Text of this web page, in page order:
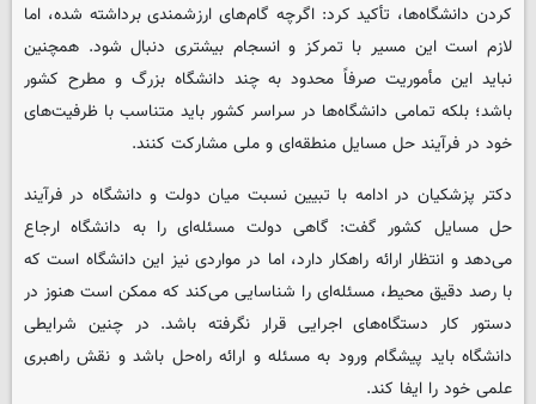
کردن دانشگاه‌ها، تأکید کرد: اگرچه گام‌های ارزشمندی برداشته شده، اما
لازم است این مسیر با تمرکز و انسجام بیشتری دنبال شود. همچنین
نباید این مأموریت صرفاً محدود به چند دانشگاه بزرگ و مطرح کشور
باشد؛ بلکه تمامی دانشگاه‌ها در سراسر کشور باید متناسب با ظرفیت‌های
خود در فرآیند حل مسایل منطقه‌ای و ملی مشارکت کنند.
دکتر پزشکیان در ادامه با تبیین نسبت میان دولت و دانشگاه در فرآیند
حل مسایل کشور گفت: گاهی دولت مسئله‌ای را به دانشگاه ارجاع
می‌دهد و انتظار ارائه راهکار دارد، اما در مواردی نیز این دانشگاه است که
با رصد دقیق محیط، مسئله‌ای را شناسایی می‌کند که ممکن است هنوز در
دستور کار دستگاه‌های اجرایی قرار نگرفته باشد. در چنین شرایطی
دانشگاه باید پیشگام ورود به مسئله و ارائه راه‌حل باشد و نقش راهبری
علمی خود را ایفا کند.